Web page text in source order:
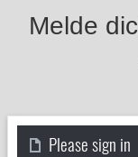
Melde
Please sign in